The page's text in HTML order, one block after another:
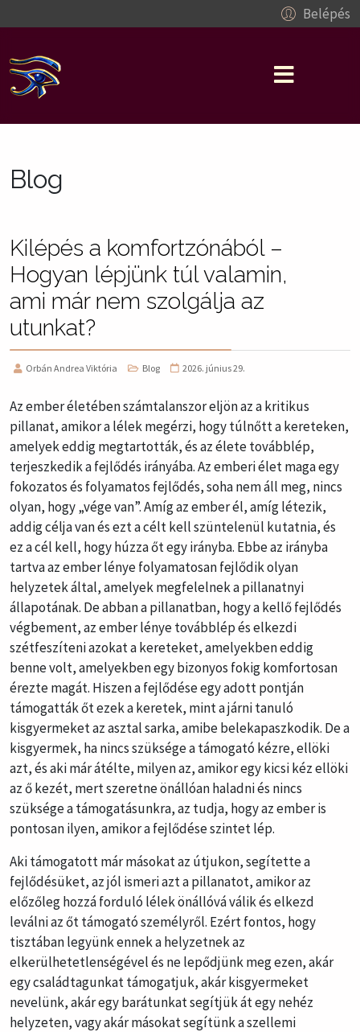
Belépés
Blog
Kilépés a komfortzónából –
Hogyan lépjünk túl valamin,
ami már nem szolgálja az
utunkat?
Orbán Andrea Viktória Blog 2026. június 29.
Az ember életében számtalanszor eljön az a kritikus
pillanat, amikor a lélek megérzi, hogy túlnőtt a kereteken,
amelyek eddig megtartották, és az élete továbblép,
terjeszkedik a fejlődés irányába. Az emberi élet maga egy
fokozatos és folyamatos fejlődés, soha nem áll meg, nincs
olyan, hogy „vége van”. Amíg az ember él, amíg létezik,
addig célja van és ezt a célt kell szüntelenül kutatnia, és
ez a cél kell, hogy húzza őt egy irányba. Ebbe az irányba
tartva az ember lénye folyamatosan fejlődik olyan
helyzetek által, amelyek megfelelnek a pillanatnyi
állapotának. De abban a pillanatban, hogy a kellő fejlődés
végbement, az ember lénye továbblép és elkezdi
szétfeszíteni azokat a kereteket, amelyekben eddig
benne volt, amelyekben egy bizonyos fokig komfortosan
érezte magát. Hiszen a fejlődése egy adott pontján
támogatták őt ezek a keretek, mint a járni tanuló
kisgyermeket az asztal sarka, amibe belekapaszkodik. De a
kisgyermek, ha nincs szüksége a támogató kézre, ellöki
azt, és aki már átélte, milyen az, amikor egy kicsi kéz ellöki
az ő kezét, mert szeretne önállóan haladni és nincs
szüksége a támogatásunkra, az tudja, hogy az ember is
pontosan ilyen, amikor a fejlődése szintet lép.
Aki támogatott már másokat az útjukon, segítette a
fejlődésüket, az jól ismeri azt a pillanatot, amikor az
előzőleg hozzá forduló lélek önállóvá válik és elkezd
leválni az őt támogató személyről. Ezért fontos, hogy
tisztában legyünk ennek a helyzetnek az
elkerülhetetlenségével és ne lepődjünk meg ezen, akár
egy családtagunkat támogatjuk, akár kisgyermeket
nevelünk, akár egy barátunkat segítjük át egy nehéz
helyzeten, vagy akár másokat segítünk a szellemi